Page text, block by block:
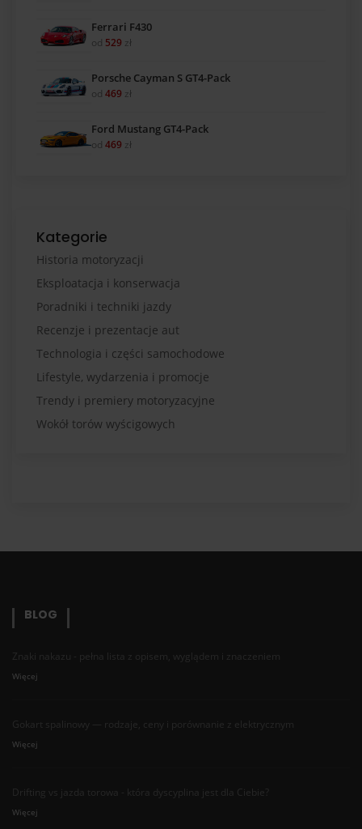
Ferrari F430
od 529 zł
Porsche Cayman S GT4-Pack
od 469 zł
Ford Mustang GT4-Pack
od 469 zł
Kategorie
Historia motoryzacji
Eksploatacja i konserwacja
Poradniki i techniki jazdy
Recenzje i prezentacje aut
Technologia i części samochodowe
Lifestyle, wydarzenia i promocje
Trendy i premiery motoryzacyjne
Wokół torów wyścigowych
BLOG
Znaki nakazu - pełna lista z opisem, wyglądem i znaczeniem
Więcej
Gokart spalinowy — rodzaje, ceny i porównanie z elektrycznym
Więcej
Drifting vs jazda torowa - która dyscyplina jest dla Ciebie?
Więcej